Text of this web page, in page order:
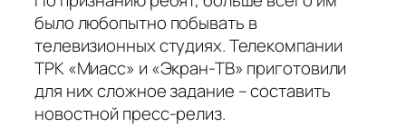
было любопытно побывать в
телевизионных студиях. Телекомпании
ТРК «Миасс» и «Экран-ТВ» приготовили
для них сложное задание – составить
новостной пресс-релиз.